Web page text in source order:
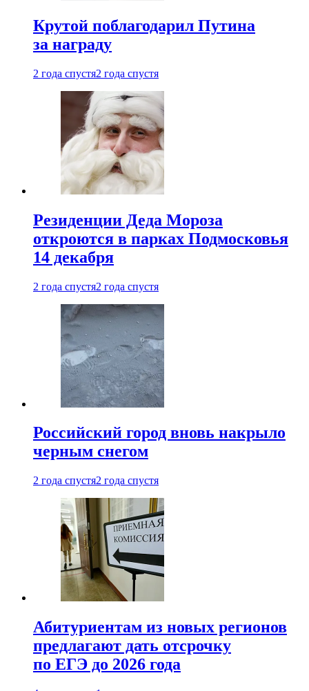
Крутой поблагодарил Путина
за награду
2 года спустя2 года спустя
Резиденции Деда Мороза
откроются в парках Подмосковья
14 декабря
2 года спустя2 года спустя
Российский город вновь накрыло
черным снегом
2 года спустя2 года спустя
Абитуриентам из новых регионов
предлагают дать отсрочку
по ЕГЭ до 2026 года